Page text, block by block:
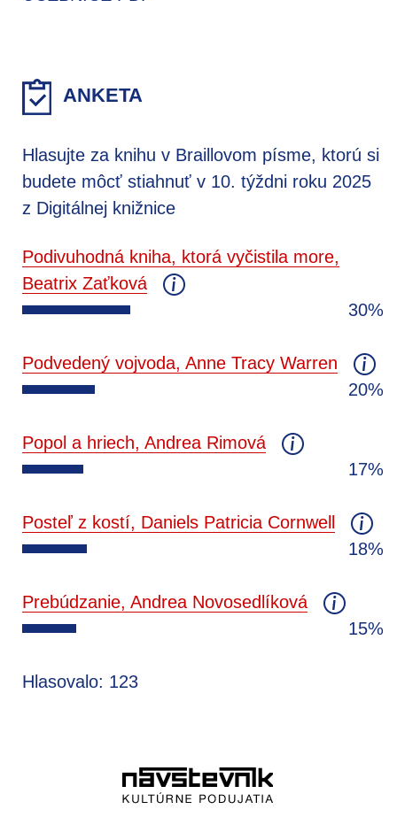
ANKETA
Hlasujte za knihu v Braillovom písme, ktorú si
budete môcť stiahnuť v 10. týždni roku 2025
z Digitálnej knižnice
Podivuhodná kniha, ktorá vyčistila more,
Beatrix Zaťková
30%
Podvedený vojvoda, Anne Tracy Warren
20%
Popol a hriech, Andrea Rimová
17%
Posteľ z kostí, Daniels Patricia Cornwell
18%
Prebúdzanie, Andrea Novosedlíková
15%
Hlasovalo: 123